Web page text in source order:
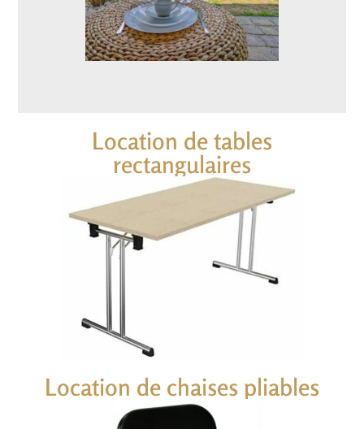
Location de tables
rectangulaires
Location de chaises pliables